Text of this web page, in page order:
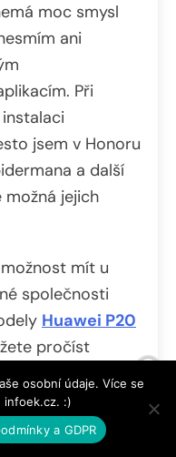
moc smysl
ani
Při
jsem v Honoru
a další
možná jejich
mít u
společnosti
Huawei P20
pročíst
se ubránit
s optimalizací
jsem žádné
osobní údaje. Více se
infoek.cz. :)
a GDPR